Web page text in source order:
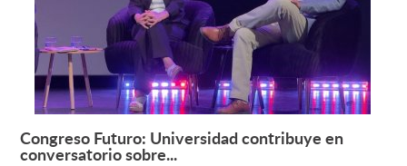
Leer más +
Congreso Futuro: Universidad contribuye en
conversatorio sobre...